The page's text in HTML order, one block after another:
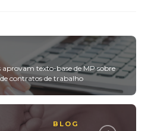
aprovam texto-base de MP sobre
contratos de trabalho
BLOG